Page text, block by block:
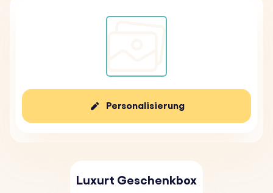
Personalisierung
Luxurt Geschenkbox